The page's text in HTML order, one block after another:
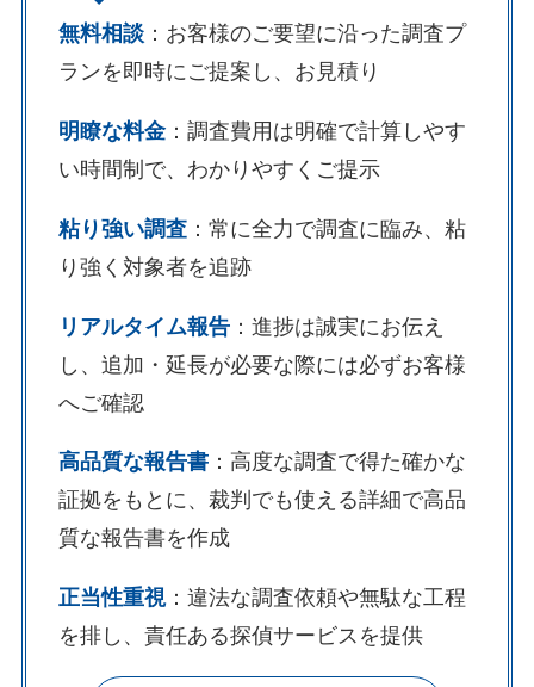
無料相談：お客様のご要望に沿った調査プ
ランを即時にご提案し、お見積り
明瞭な料金：調査費用は明確で計算しやす
い時間制で、わかりやすくご提示
粘り強い調査：常に全力で調査に臨み、粘
り強く対象者を追跡
リアルタイム報告：進捗は誠実にお伝え
し、追加・延長が必要な際には必ずお客様
へご確認
高品質な報告書：高度な調査で得た確かな
証拠をもとに、裁判でも使える詳細で高品
質な報告書を作成
正当性重視：違法な調査依頼や無駄な工程
を排し、責任ある探偵サービスを提供